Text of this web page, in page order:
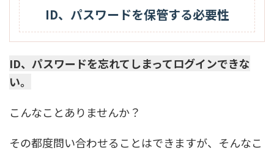
ID、パスワードを保管する必要性
ID、パスワードを忘れてしまってログインできな
い。
こんなことありませんか？
その都度問い合わせることはできますが、そんなこ